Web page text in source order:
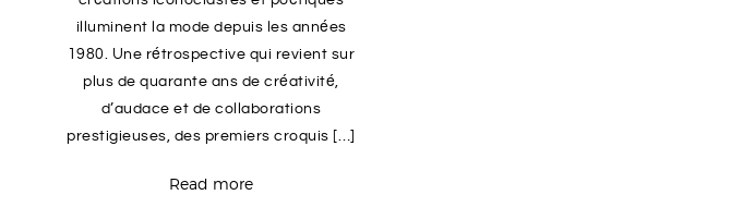
illuminent la mode depuis les années
1980. Une rétrospective qui revient sur
plus de quarante ans de créativité,
d’audace et de collaborations
prestigieuses, des premiers croquis […]
Read more